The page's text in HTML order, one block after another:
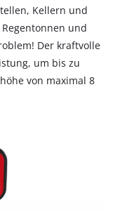
Kellern und
und
Der kraftvolle
um bis zu
von maximal 8